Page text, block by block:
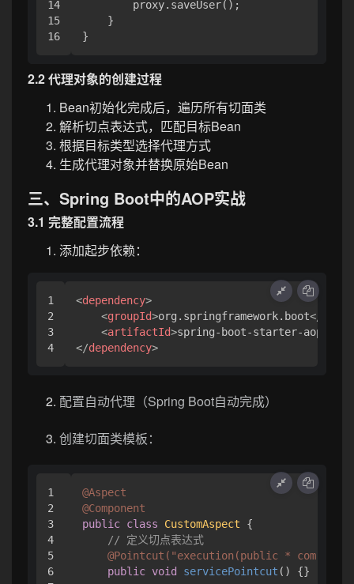
14
15
        proxy.saveUser();
    }
2.2 代理对象的创建过程
Bean初始化完成后，遍历所有切面类
解析切点表达式，匹配目标Bean
根据目标类型选择代理方式
生成代理对象并替换原始Bean
三、Spring Boot中的AOP实战
3.1 完整配置流程
添加起步依赖：
1
2
3
<dependency>
<groupId>org.springframework.boot</
<artifactId>spring-boot-starter-aop
</dependency>
配置自动代理（Spring Boot自动完成）
创建切面类模板：
1
2
3
4
5
6
@Aspect
@Component
public class CustomAspect {
// 定义切点表达式
@Pointcut("execution(public *
public void servicePointcut () {}